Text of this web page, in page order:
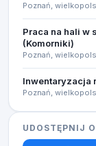
Poznań,
Praca na hali w
(Komorniki) ​
Poznań,
Inwentaryzacja
Poznań,
UDOSTĘPNIJ